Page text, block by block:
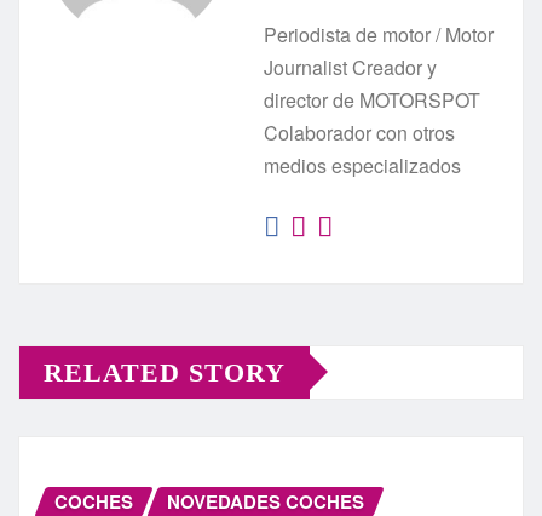
Periodista de motor / Motor
Journalist Creador y
director de MOTORSPOT
Colaborador con otros
medios especializados
RELATED STORY
COCHES
NOVEDADES COCHES